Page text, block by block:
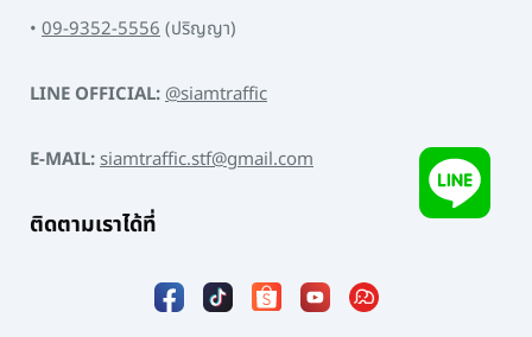
• 09-9352-5556(ปริญญา)
LINE OFFICIAL:@siamtraffic
E-MAIL:siamtraffic.stf@gmail.com
ติดตามเราได้ที่